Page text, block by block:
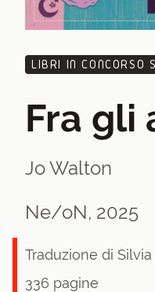
LIBRI IN
Fra gli
Jo Walton
Ne/oN, 2025
Traduzione di
336 pagine